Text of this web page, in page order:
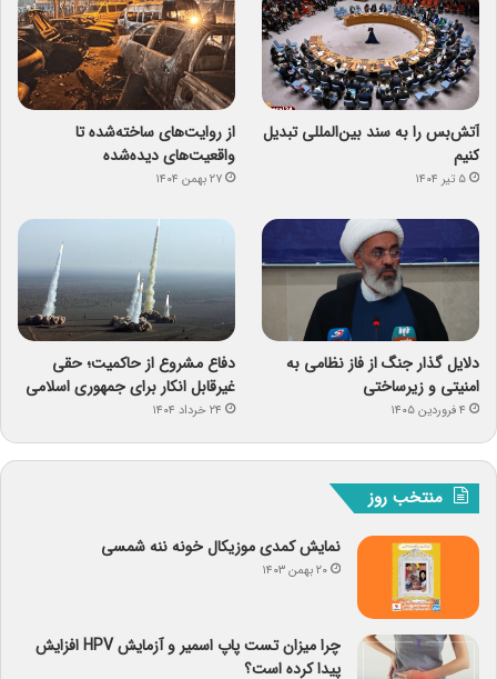
آتش‌بس را به سند بین‌المللی تبدیل
کنیم
۵ تیر ۱۴۰۴
از روایت‌های ساخته‌شده تا
واقعیت‌های دیده‌شده
۲۷ بهمن ۱۴۰۴
دلایل گذار جنگ از فاز نظامی به
امنیتی و زیرساختی
۴ فروردین ۱۴۰۵
دفاع مشروع از حاکمیت؛ حقی
غیرقابل انکار برای جمهوری اسلامی
۲۴ خرداد ۱۴۰۴
منتخب روز
نمایش کمدی موزیکال خونه ننه شمسی
۲۰ بهمن ۱۴۰۳
چرا میزان تست پاپ اسمیر و آزمایش HPV افزایش
پیدا کرده است؟